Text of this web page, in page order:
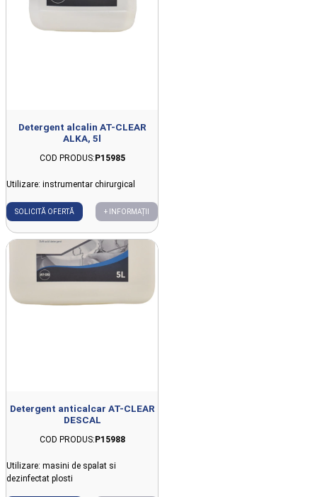
Detergent alcalin AT-CLEAR
ALKA, 5l
COD PRODUS:P15985
Utilizare: instrumentar chirurgical
SOLICITĂ OFERTĂ + INFORMAȚII
Detergent anticalcar AT-CLEAR
DESCAL
COD PRODUS:P15988
Utilizare: masini de spalat si
dezinfectat plosti